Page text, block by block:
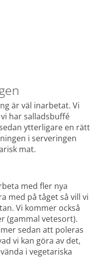
är väl inarbetat. Vi
har salladsbuffé
ytterligare en rätt
i serveringen
mat.
med fler nya
med på tåget så vill vi
Vi kommer också
(gammal vetesort).
sedan att poleras
vi kan göra av det,
i vegetariska